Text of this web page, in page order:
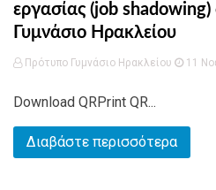
εργασίας (job
Γυμνάσιο Ηρακλείου
Πρότυπο Γυμνάσιο Ηρακλείου 11
Download QRPrint QR...
Διαβάστε περισσότερα